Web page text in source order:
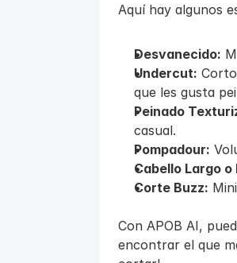
Aquí hay algunos
Desvanecido:
Undercut:
que les gusta
Peinado
casual.
Pompadour:
Cabello Largo o
Corte Buzz:
Con APOB AI,
encontrar el que